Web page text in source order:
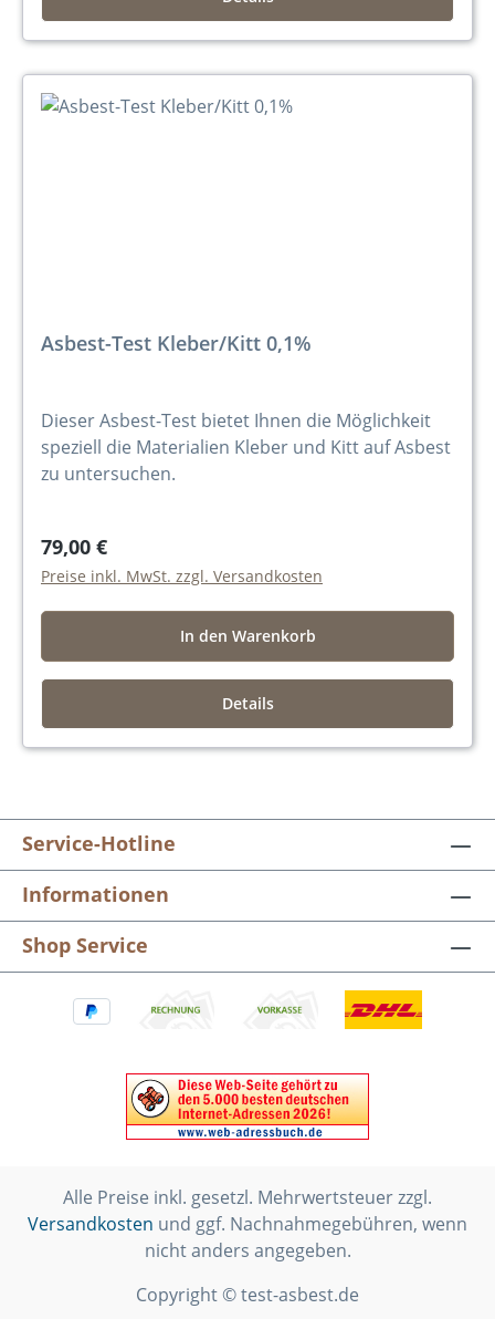
Asbest-Test Kleber/Kitt 0,1%
Dieser Asbest-Test bietet Ihnen die Möglichkeit
speziell die Materialien Kleber und Kitt auf Asbest
zu untersuchen.
79,00 €
Preise inkl. MwSt. zzgl. Versandkosten
In den Warenkorb
Details
Service-Hotline
Informationen
Shop Service
Alle Preise inkl. gesetzl. Mehrwertsteuer zzgl.
Versandkosten und ggf. Nachnahmegebühren, wenn
nicht anders angegeben.
Copyright © test-asbest.de